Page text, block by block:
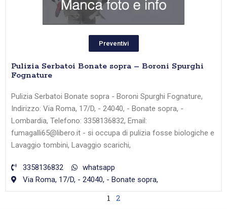
Preventivi
Pulizia Serbatoi Bonate sopra – Boroni Spurghi
Fognature
Pulizia Serbatoi Bonate sopra - Boroni Spurghi Fognature,
Indirizzo: Via Roma, 17/D, - 24040, - Bonate sopra, -
Lombardia, Telefono: 3358136832, Email:
fumagalli65@libero.it - si occupa di pulizia fosse biologiche e
Lavaggio tombini, Lavaggio scarichi,
3358136832
whatsapp
Via Roma, 17/D, - 24040, - Bonate sopra,
1 2